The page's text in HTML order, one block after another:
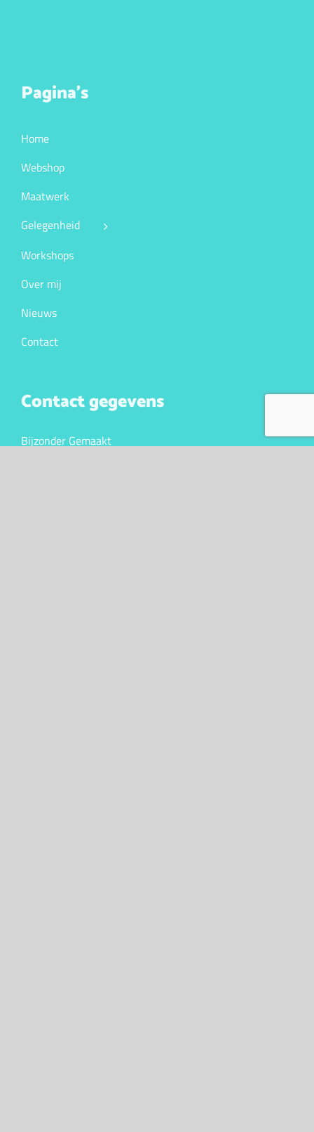
Pagina’s
Home
Webshop
Maatwerk
Gelegenheid
Workshops
Over mij
Nieuws
Contact
Contact gegevens
Bijzonder Gemaakt